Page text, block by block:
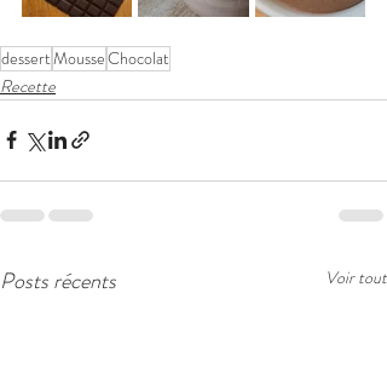
dessertMousseChocolat
Recette
Posts récents Voir tout